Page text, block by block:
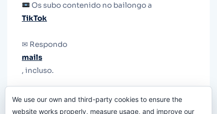
Os subo contenido no bailongo a
TikTok
✉ Respondo
mails
, incluso.
le quiten el teléfono.
We use our own and third-party cookies to ensure the
website works properly, measure usage, and improve our